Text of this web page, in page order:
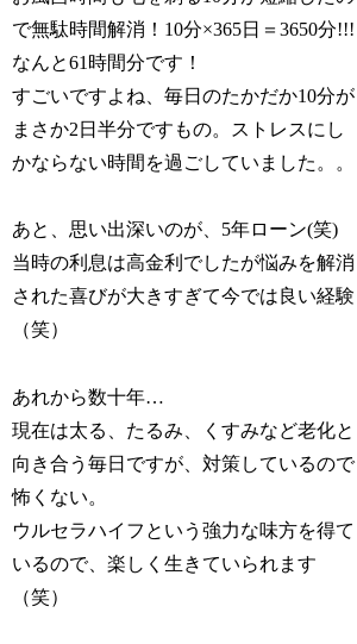
で無駄時間解消！10分×365日＝3650分!!!
なんと61時間分です！
すごいですよね、毎日のたかだか10分が
まさか2日半分ですもの。ストレスにし
かならない時間を過ごしていました。。
あと、思い出深いのが、5年ローン(笑)
当時の利息は高金利でしたが悩みを解消
された喜びが大きすぎて今では良い経験
（笑）
あれから数十年…
現在は太る、たるみ、くすみなど老化と
向き合う毎日ですが、対策しているので
怖くない。
ウルセラハイフという強力な味方を得て
いるので、楽しく生きていられます
（笑）